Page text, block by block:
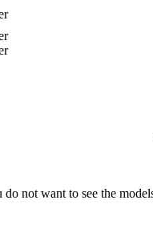
not want to see the